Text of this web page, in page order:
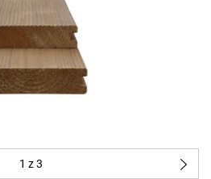
1 z 3